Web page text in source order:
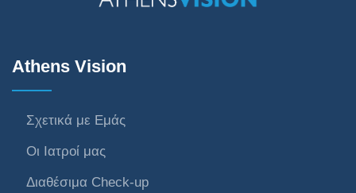
Athens Vision
Σχετικά με Εμάς
Οι Ιατροί μας
Διαθέσιμα Check-up